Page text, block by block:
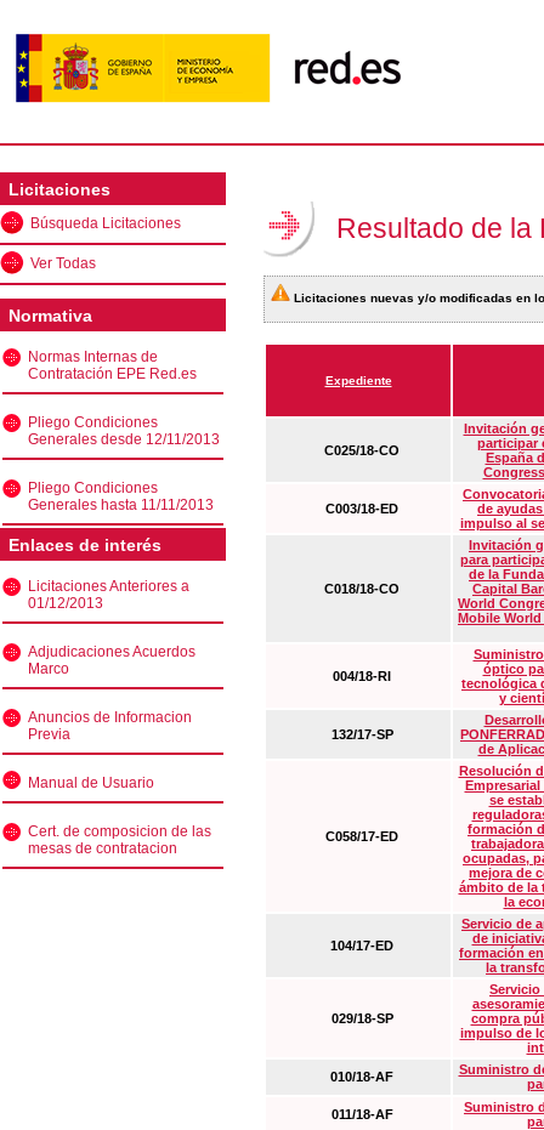
Licitaciones
Búsqueda Licitaciones
Ver Todas
Normativa
Normas Internas de
Contratación EPE Red.es
Pliego Condiciones
Generales desde 12/11/2013
Pliego Condiciones
Generales hasta 11/11/2013
Enlaces de interés
Licitaciones Anteriores a
01/12/2013
Adjudicaciones Acuerdos
Marco
Anuncios de Informacion
Previa
Manual de Usuario
Cert. de composicion de las
mesas de contratacion
Resultado de la
Licitaciones nuevas y/o modificadas en
Expediente
C025/18-CO
Invitación
participar
España
C003/18-ED
de
impulso al
C018/18-CO
Invitación
para
de la
Capital
World
Mobile
004/18-RI
óptico
tecnológica
y
132/17-SP
de
C058/17-ED
Resolución
Empresarial
se
formación
ocupadas,
mejora de
ámbito de la
la
104/17-ED
Servicio de
de
formación
la
029/18-SP
Servicio
compra
impulso de
010/18-AF
Suministro
011/18-AF
Suministro